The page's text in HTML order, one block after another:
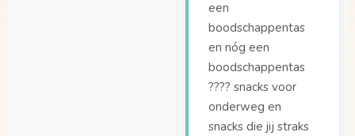
een
boodschappentas
en nóg een
boodschappentas
???? snacks voor
onderweg en
snacks die jij straks